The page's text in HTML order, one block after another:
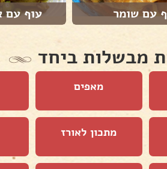
עם שומר עוף עם
מבשלות ביחד
מאפים
מתכון לאורז